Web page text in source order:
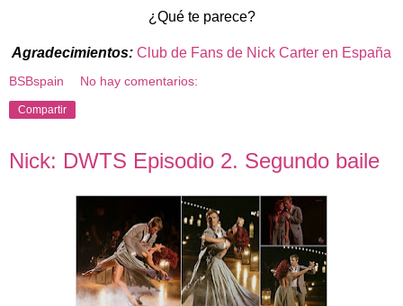
¿Qué te parece?
Agradecimientos: Club de Fans de Nick Carter en España
BSBspain No hay comentarios:
Compartir
Nick: DWTS Episodio 2. Segundo baile